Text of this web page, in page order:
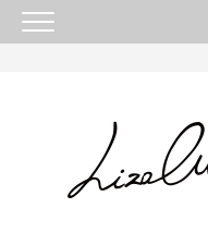
I NOSTRI ORARI
COME